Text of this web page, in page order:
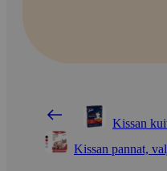
Kissan
Kissan pannat,